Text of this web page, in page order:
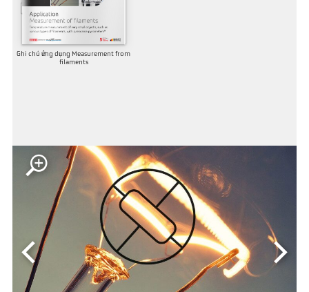
Ghi chú ứng dụng Measurement from
filaments